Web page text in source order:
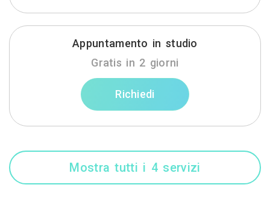
Appuntamento in studio
Gratis in 2 giorni
Richiedi
Mostra tutti i 4 servizi